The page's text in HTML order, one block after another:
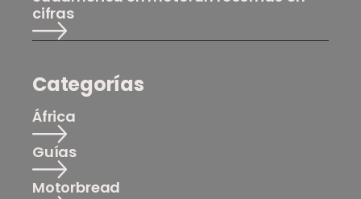
cifras
Categorías
África
Guías
Motorbread